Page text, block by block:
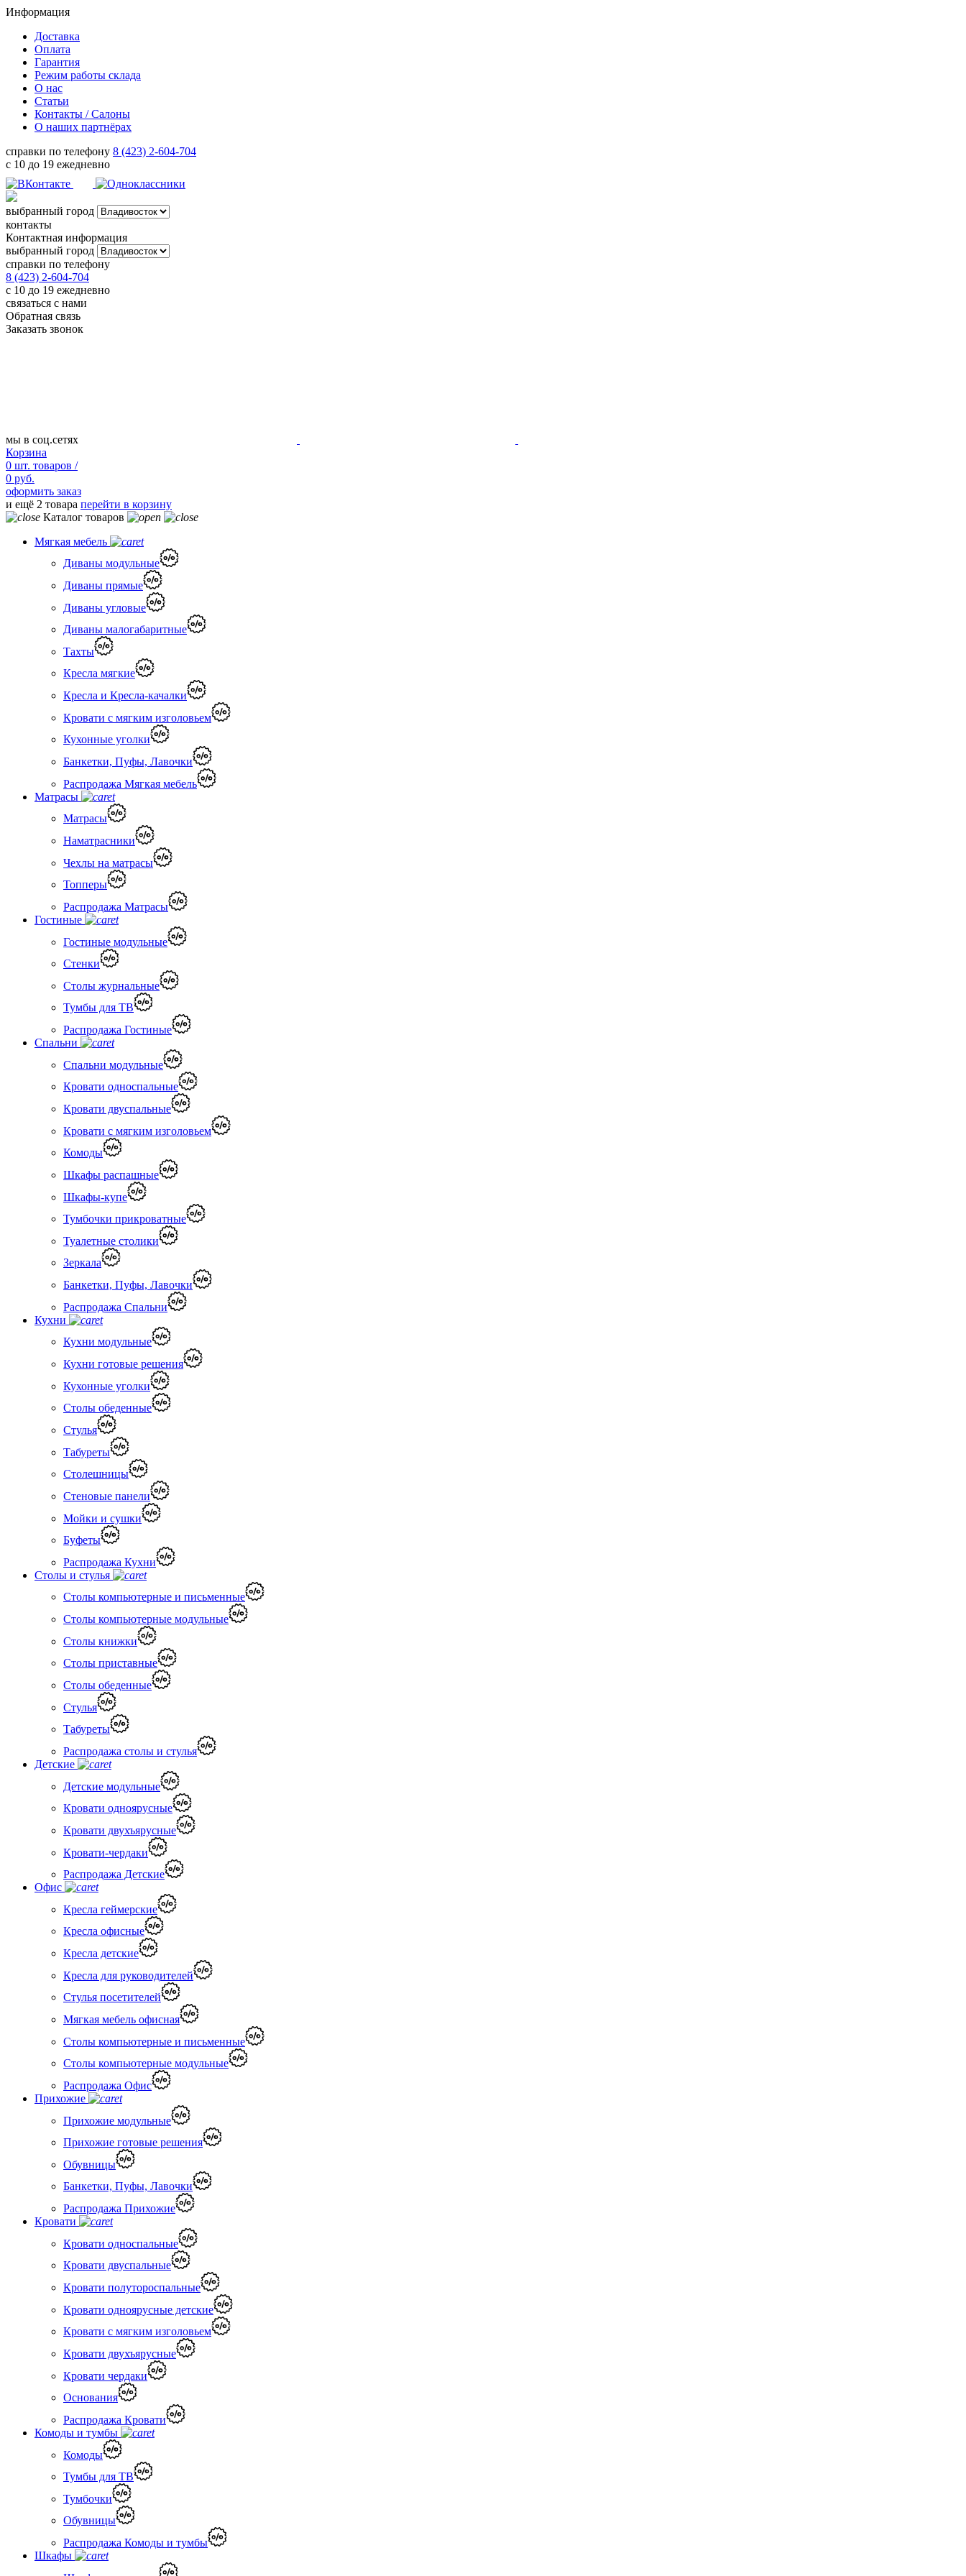
Информация
Доставка
Оплата
Гарантия
Режим работы склада
О нас
Статьи
Контакты / Салоны
О наших партнёрах
справки по телефону 8 (423) 2-604-704
с 10 до 19 ежедневно
выбранный город
контакты
Контактная информация
выбранный город
справки по телефону
8 (423) 2-604-704
с 10 до 19 ежедневно
связаться с нами
Обратная связь
Заказать звонок
мы в соц.сетях
Корзина
0 шт. товаров /
0 руб.
оформить заказ
и ещё 2 товара перейти в корзину
Каталог товаров
Мягкая мебель
Диваны модульные
Диваны прямые
Диваны угловые
Диваны малогабаритные
Тахты
Кресла мягкие
Кресла и Кресла-качалки
Кровати с мягким изголовьем
Кухонные уголки
Банкетки, Пуфы, Лавочки
Распродажа Мягкая мебель
Матрасы
Матрасы
Наматрасники
Чехлы на матрасы
Топперы
Распродажа Матрасы
Гостиные
Гостиные модульные
Стенки
Столы журнальные
Тумбы для ТВ
Распродажа Гостиные
Спальни
Спальни модульные
Кровати односпальные
Кровати двуспальные
Кровати с мягким изголовьем
Комоды
Шкафы распашные
Шкафы-купе
Тумбочки прикроватные
Туалетные столики
Зеркала
Банкетки, Пуфы, Лавочки
Распродажа Спальни
Кухни
Кухни модульные
Кухни готовые решения
Кухонные уголки
Столы обеденные
Стулья
Табуреты
Столешницы
Стеновые панели
Мойки и сушки
Буфеты
Распродажа Кухни
Столы и стулья
Столы компьютерные и письменные
Столы компьютерные модульные
Столы книжки
Столы приставные
Столы обеденные
Стулья
Табуреты
Распродажа столы и стулья
Детские
Детские модульные
Кровати одноярусные
Кровати двухъярусные
Кровати-чердаки
Распродажа Детские
Офис
Кресла геймерские
Кресла офисные
Кресла детские
Кресла для руководителей
Стулья посетителей
Мягкая мебель офисная
Столы компьютерные и письменные
Столы компьютерные модульные
Распродажа Офис
Прихожие
Прихожие модульные
Прихожие готовые решения
Обувницы
Банкетки, Пуфы, Лавочки
Распродажа Прихожие
Кровати
Кровати односпальные
Кровати двуспальные
Кровати полутороспальные
Кровати одноярусные детские
Кровати с мягким изголовьем
Кровати двухъярусные
Кровати чердаки
Основания
Распродажа Кровати
Комоды и тумбы
Комоды
Тумбы для ТВ
Тумбочки
Обувницы
Распродажа Комоды и тумбы
Шкафы